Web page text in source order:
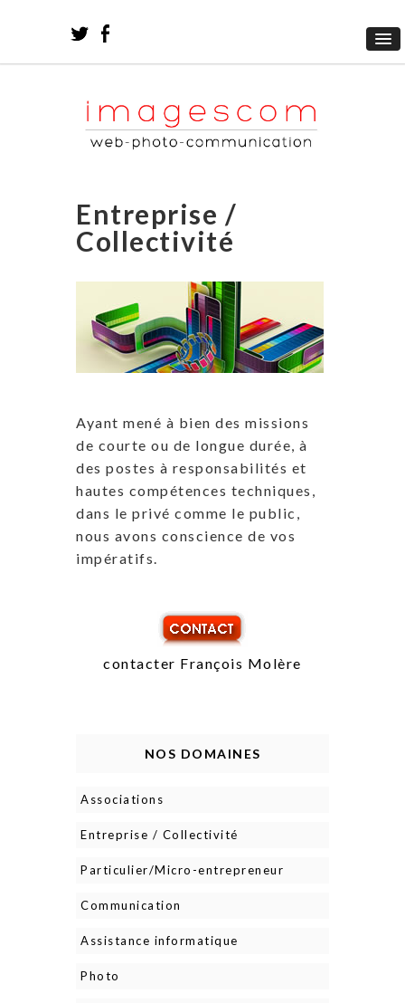
Entreprise /
Collectivité
Ayant mené à bien des missions
de courte ou de longue durée, à
des postes à responsabilités et
hautes compétences techniques,
dans le privé comme le public,
nous avons conscience de vos
impératifs.
contacter François Molère
NOS DOMAINES
Associations
Entreprise / Collectivité
Particulier/Micro-entrepreneur
Communication
Assistance informatique
Photo